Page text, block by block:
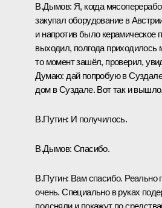
В.Дымов: Я, когда
закупал оборудование в
и напротив было керамическое
выходил, полгода приходилось
то момент зашёл, проверил,
Думаю: дай попробую в
дом в Суздале. Вот так и вышло.
В.Путин: И получилось.
В.Дымов: Спасибо.
В.Путин: Вам спасибо. Реально
очень. Специально в руках
подсняли и покажут по